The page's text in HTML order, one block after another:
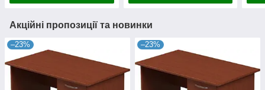
Акційні пропозиції та новинки
–23% –23%